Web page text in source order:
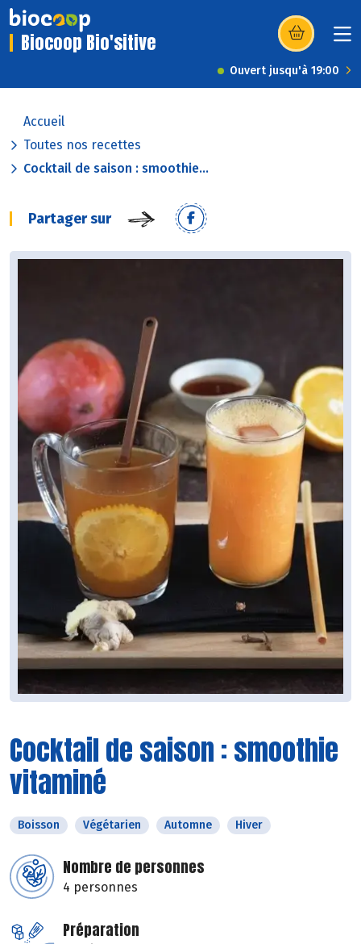
Biocoop Bio'sitive (s’ouvre dans
Ouvert jusqu'à 19:00
Accueil
Toutes nos recettes
Cocktail de saison : smoothie...
Partager sur
Cocktail de saison : smoothie
vitaminé
Boisson Végétarien Automne Hiver
Nombre de personnes
4 personnes
Préparation